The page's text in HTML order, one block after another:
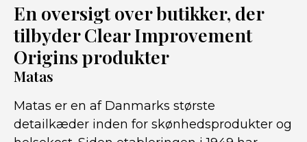
En oversigt over butikker, der
tilbyder Clear Improvement
Origins produkter
Matas
Matas er en af Danmarks største
detailkæder inden for skønhedsprodukter og